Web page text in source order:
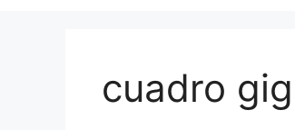
cuadro